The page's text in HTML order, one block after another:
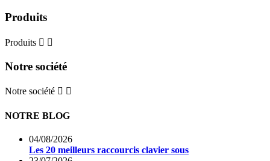
Produits
Produits  
Notre société
Notre société  
NOTRE BLOG
04/08/2026
Les 20 meilleurs raccourcis clavier sous